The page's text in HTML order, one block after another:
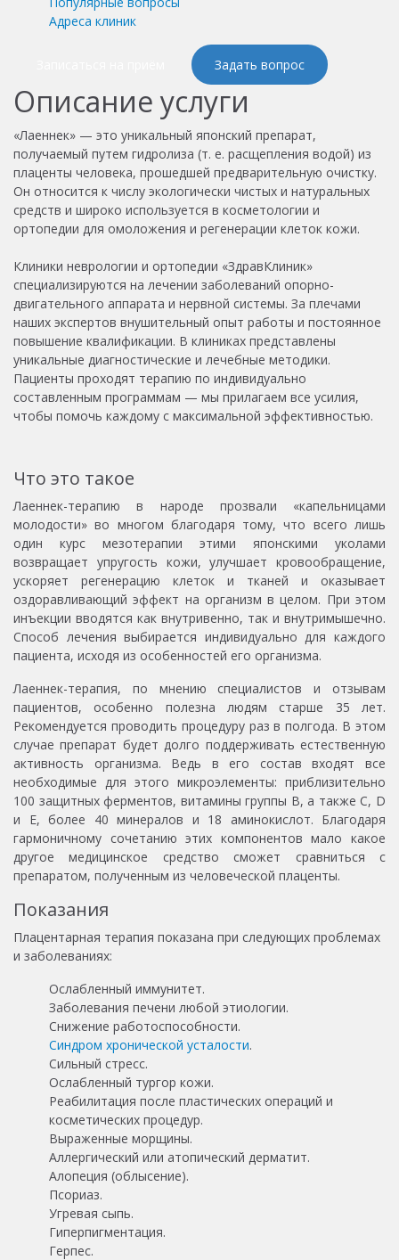
Адреса клиник
Задать вопрос
Описание услуги
«Лаеннек» — это уникальный японский препарат,
получаемый путем гидролиза (т. е. расщепления водой) из
плаценты человека, прошедшей предварительную очистку.
Он относится к числу экологически чистых и натуральных
средств и широко используется в косметологии и
ортопедии для омоложения и регенерации клеток кожи.
Клиники неврологии и ортопедии «ЗдравКлиник»
специализируются на лечении заболеваний опорно-
двигательного аппарата и нервной системы. За плечами
наших экспертов внушительный опыт работы и постоянное
повышение квалификации. В клиниках представлены
уникальные диагностические и лечебные методики.
Пациенты проходят терапию по индивидуально
составленным программам — мы прилагаем все усилия,
чтобы помочь каждому с максимальной эффективностью.
Что это такое
Лаеннек-терапию в народе прозвали «капельницами
молодости» во многом благодаря тому, что всего лишь
один курс мезотерапии этими японскими уколами
возвращает упругость кожи, улучшает кровообращение,
ускоряет регенерацию клеток и тканей и оказывает
оздоравливающий эффект на организм в целом. При этом
инъекции вводятся как внутривенно, так и внутримышечно.
Способ лечения выбирается индивидуально для каждого
пациента, исходя из особенностей его организма.
Лаеннек-терапия, по мнению специалистов и отзывам
пациентов, особенно полезна людям старше 35 лет.
Рекомендуется проводить процедуру раз в полгода. В этом
случае препарат будет долго поддерживать естественную
активность организма. Ведь в его состав входят все
необходимые для этого микроэлементы: приблизительно
100 защитных ферментов, витамины группы B, а также C, D
и E, более 40 минералов и 18 аминокислот. Благодаря
гармоничному сочетанию этих компонентов мало какое
другое медицинское средство сможет сравниться с
препаратом, полученным из человеческой плаценты.
Показания
Плацентарная терапия показана при следующих проблемах
и заболеваниях:
Ослабленный иммунитет.
Заболевания печени любой этиологии.
Снижение работоспособности.
Синдром хронической усталости.
Сильный стресс.
Ослабленный тургор кожи.
Реабилитация после пластических операций и
косметических процедур.
Выраженные морщины.
Аллергический или атопический дерматит.
Алопеция (облысение).
Псориаз.
Угревая сыпь.
Гиперпигментация.
Герпес.